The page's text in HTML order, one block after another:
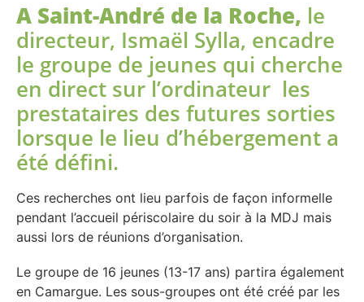
A Saint-André de la Roche, le
directeur, Ismaël Sylla, encadre
le groupe de jeunes qui cherche
en direct sur l’ordinateur les
prestataires des futures sorties
lorsque le lieu d’hébergement a
été défini.
Ces recherches ont lieu parfois de façon informelle
pendant l’accueil périscolaire du soir à la MDJ mais
aussi lors de réunions d’organisation.
Le groupe de 16 jeunes (13-17 ans) partira également
en Camargue. Les sous-groupes ont été créé par les